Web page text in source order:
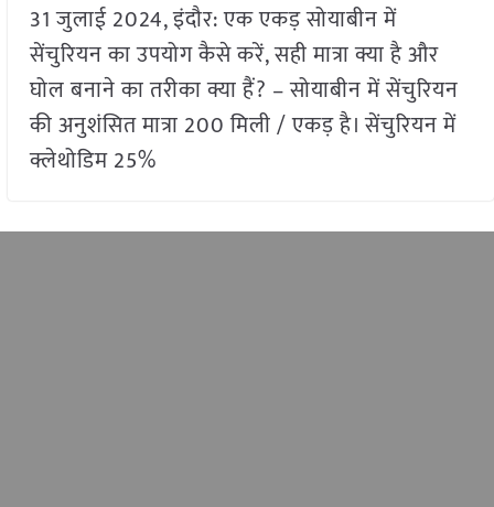
31 जुलाई 2024, इंदौर: एक एकड़ सोयाबीन में
सेंचुरियन का उपयोग कैसे करें, सही मात्रा क्या है और
घोल बनाने का तरीका क्या हैं? – सोयाबीन में सेंचुरियन
की अनुशंसित मात्रा 200 मिली / एकड़ है। सेंचुरियन में
क्लेथोडिम 25%